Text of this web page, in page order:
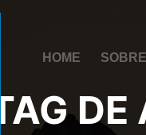
HOME
TAG